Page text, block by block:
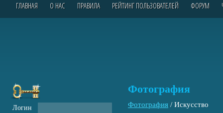
ГЛАВНАЯ О НАС ПРАВИЛА РЕЙТИНГ ПОЛЬЗОВАТЕЛЕЙ ФОРУМ
Фотография
Фотография / Искусство
Логин